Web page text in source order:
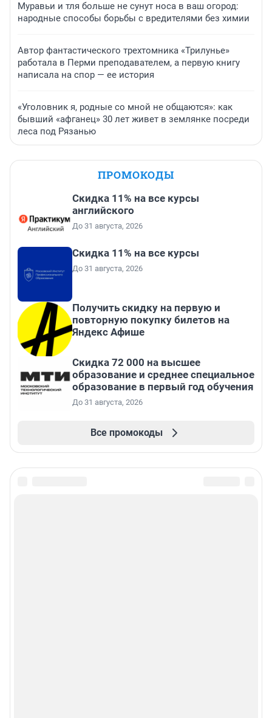
Муравьи и тля больше не сунут носа в ваш огород:
народные способы борьбы с вредителями без химии
Автор фантастического трехтомника «Трилунье»
работала в Перми преподавателем, а первую книгу
написала на спор — ее история
«Уголовник я, родные со мной не общаются»: как
бывший «афганец» 30 лет живет в землянке посреди
леса под Рязанью
ПРОМОКОДЫ
Скидка 11% на все курсы
английского
До 31 августа, 2026
Скидка 11% на все курсы
До 31 августа, 2026
Получить скидку на первую и
повторную покупку билетов на
Яндекс Афише
Скидка 72 000 на высшее
образование и среднее специальное
образование в первый год обучения
До 31 августа, 2026
Все промокоды